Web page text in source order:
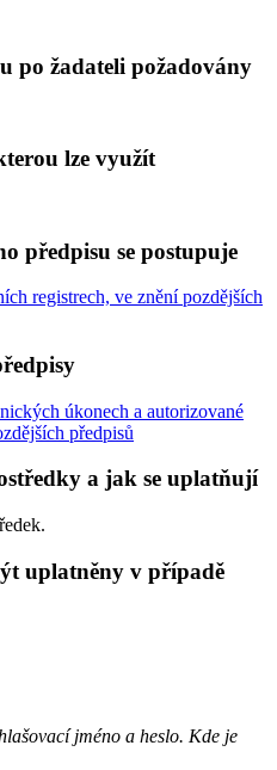
po žadateli požadovány
lze využít
předpisu se postupuje
registrech, ve znění pozdějších
úkonech a autorizované
předpisů
a jak se uplatňují
uplatněny v případě
jméno a heslo. Kde je